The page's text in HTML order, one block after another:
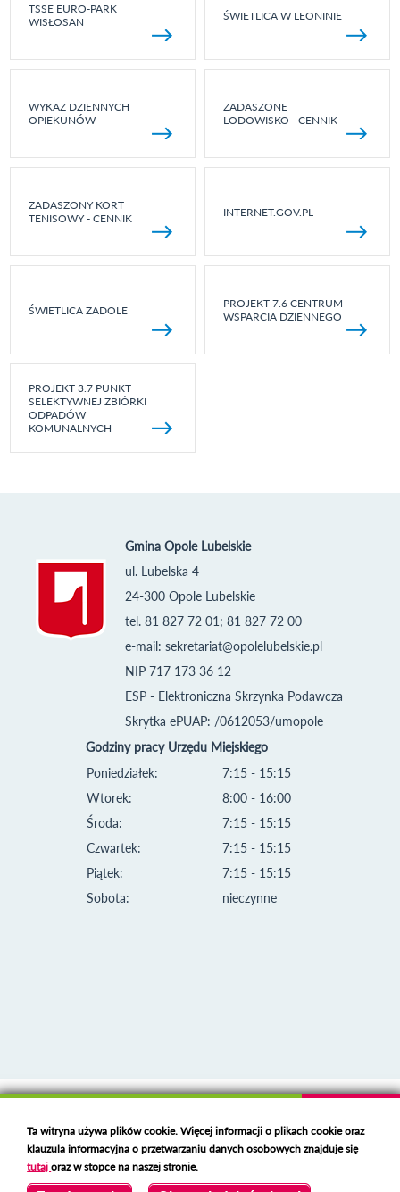
TSSE EURO-PARK
WISŁOSAN
ŚWIETLICA W LEONINIE
WYKAZ DZIENNYCH
OPIEKUNÓW
ZADASZONE
LODOWISKO - CENNIK
ZADASZONY KORT
TENISOWY - CENNIK
INTERNET.GOV.PL
ŚWIETLICA ZADOLE
PROJEKT 7.6 CENTRUM
WSPARCIA DZIENNEGO
PROJEKT 3.7 PUNKT
SELEKTYWNEJ ZBIÓRKI
ODPADÓW
KOMUNALNYCH
Gmina Opole Lubelskie
ul. Lubelska 4
24-300 Opole Lubelskie
tel. 81 827 72 01; 81 827 72 00
e-mail: sekretariat@opolelubelskie.pl
NIP 717 173 36 12
ESP - Elektroniczna Skrzynka Podawcza
Skrytka ePUAP: /0612053/umopole
Godziny pracy Urzędu Miejskiego
Poniedziałek:
Wtorek:
Środa:
Czwartek:
Piątek:
Sobota:
7:15 - 15:15
8:00 - 16:00
7:15 - 15:15
7:15 - 15:15
7:15 - 15:15
nieczynne
Deklaracja dostępności
Polski serwer RBLhttps://polspam.pl/
Copyright 2023 Urząd Miejski w Opolu Lubelskim
Ta witryna używa plików cookie. Więcej informacji o plikach cookie oraz
klauzula informacyjna o przetwarzaniu danych osobowych znajduje się
tutajoraz w stopce na naszej stronie.